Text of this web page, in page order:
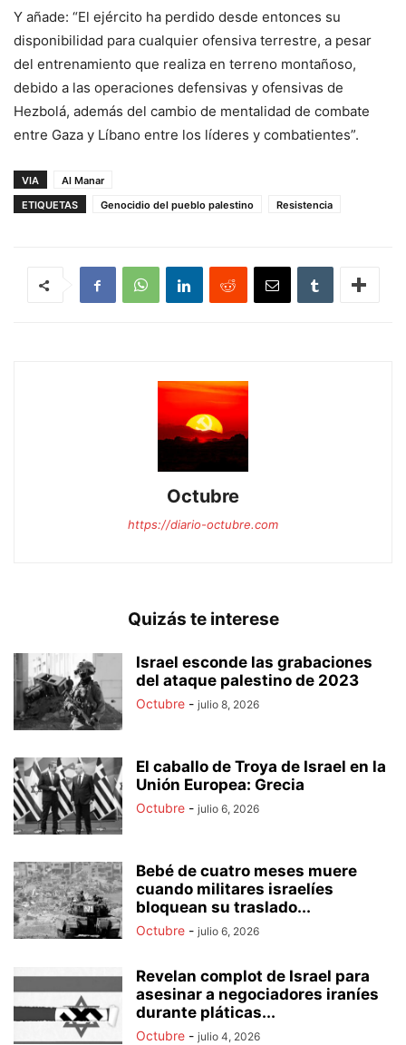
Y añade: “El ejército ha perdido desde entonces su
disponibilidad para cualquier ofensiva terrestre, a pesar
del entrenamiento que realiza en terreno montañoso,
debido a las operaciones defensivas y ofensivas de
Hezbolá, además del cambio de mentalidad de combate
entre Gaza y Líbano entre los líderes y combatientes”.
VIA
Al Manar
ETIQUETAS
Genocidio del pueblo palestino Resistencia
Octubre
https://diario-octubre.com
Quizás te interese
Israel esconde las grabaciones
del ataque palestino de 2023
Octubre - julio 8, 2026
El caballo de Troya de Israel en la
Unión Europea: Grecia
Octubre - julio 6, 2026
Bebé de cuatro meses muere
cuando militares israelíes
bloquean su traslado...
Octubre - julio 6, 2026
Revelan complot de Israel para
asesinar a negociadores iraníes
durante pláticas...
Octubre - julio 4, 2026